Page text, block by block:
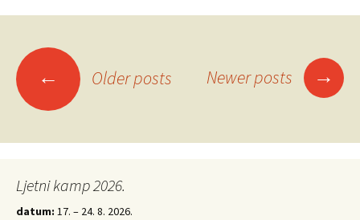
Posts
navigation
← Older posts Newer posts →
Ljetni kamp 2026.
datum: 17. – 24. 8. 2026.